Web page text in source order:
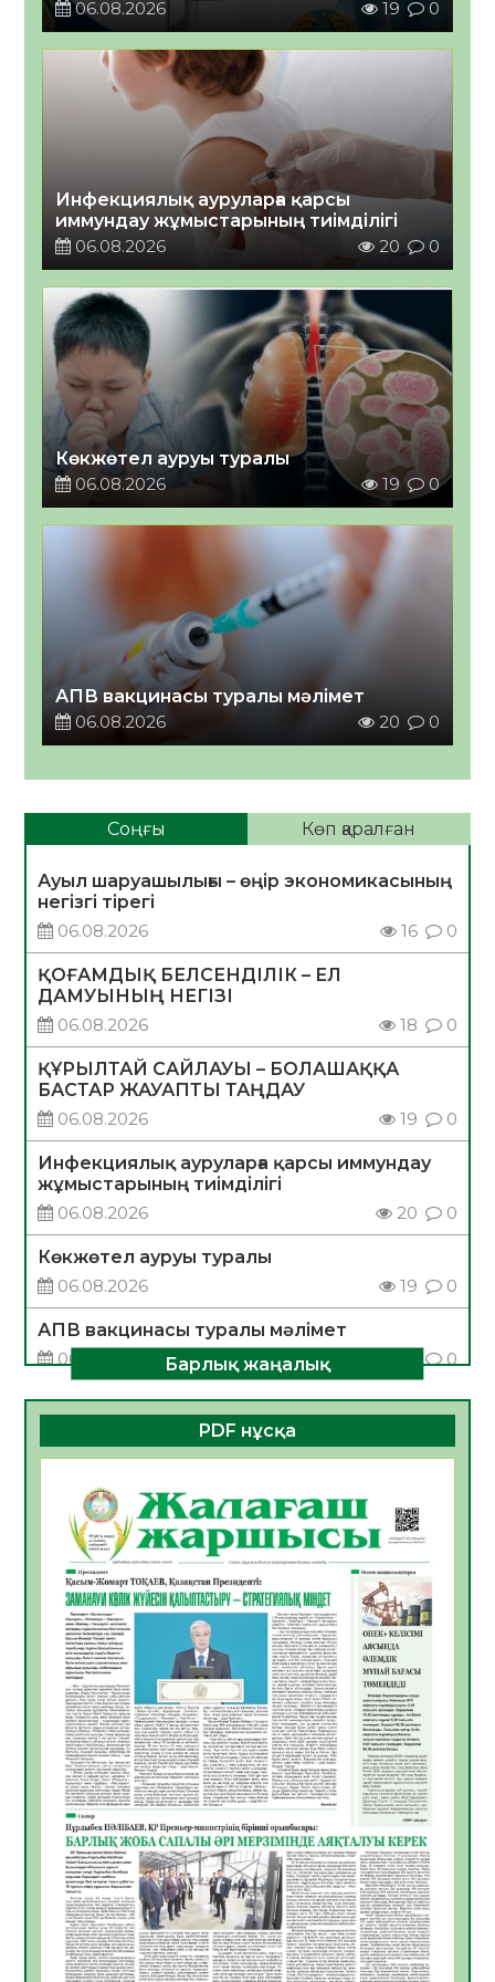
06.08.2026 19 0
Инфекциялық ауруларға қарсы
иммундау жұмыстарының тиімділігі
06.08.2026
20 0
Көкжөтел ауруы туралы
06.08.2026
19 0
АПВ вакцинасы туралы мәлімет
06.08.2026
20 0
Соңғы Көп қаралған
Ауыл шаруашылығы – өңір экономикасының
негізгі тірегі
06.08.2026
16 0
ҚОҒАМДЫҚ БЕЛСЕНДІЛІК – ЕЛ
ДАМУЫНЫҢ НЕГІЗІ
06.08.2026
18 0
ҚҰРЫЛТАЙ САЙЛАУЫ – БОЛАШАҚҚА
БАСТАР ЖАУАПТЫ ТАҢДАУ
06.08.2026
19 0
Инфекциялық ауруларға қарсы иммундау
жұмыстарының тиімділігі
06.08.2026
20 0
Көкжөтел ауруы туралы
06.08.2026
19 0
АПВ вакцинасы туралы мәлімет
06.08.2026
0
Open Air: Қызылорда облысы полиция
департаменті 20 мыңнан астам
көрерменнің қауіпсіздігін қамтамасыз етті
ҚЫЗЫЛОРДАДА «САНАЛЫ ҰРПАҚ –
ЖАРҚЫН БОЛАШАҚ» АТТЫ КЕҢЕЙТІЛГЕН
МӘЖІЛІС ӨТТІ
05.08.2026
32
Қазақстан Орталық Азиядағы көшуге ең
қолайлы ел атанды
05.08.2026
33
Өрт қауіпсіздігі талаптарын сақтау – әр
азаматтың міндеті
05.08.2026
33
Руслан Рүстемұлы облыс әкімінің
кеңесшісі болып тағайындалды
05.08.2026
30
Цифрландыру саласын дамыту аясында
салынатын жаңа орталықтың жобасы
талқыланды
Барлық жаңалық
PDF нұсқа